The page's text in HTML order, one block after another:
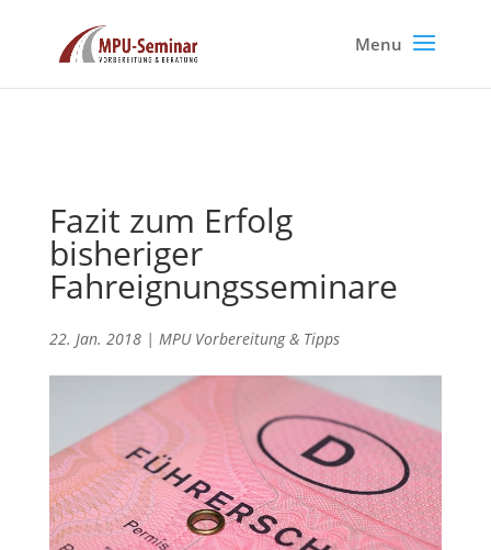
Fazit zum Erfolg
bisheriger
Fahreignungsseminare
22. Jan. 2018| MPU Vorbereitung & Tipps